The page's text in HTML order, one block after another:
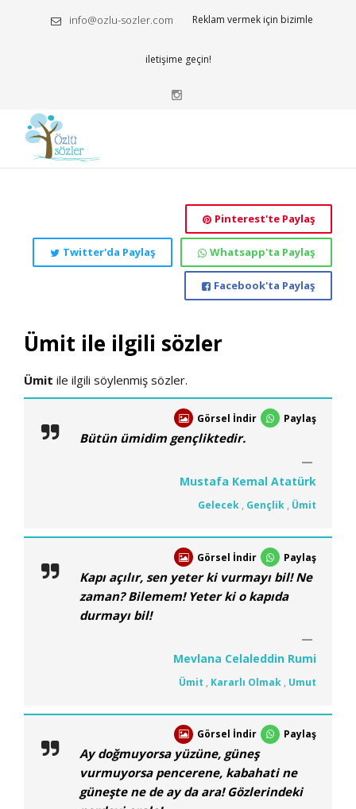
info@ozlu-sozler.com Reklam vermek için bizimle
iletişime geçin!
Pinterest'te Paylaş
Whatsapp'ta Paylaş
Twitter'da Paylaş
Facebook'ta Paylaş
Ümit ile ilgili sözler
Ümit ile ilgili söylenmiş sözler.
Görsel İndir Paylaş
Bütün ümidim gençliktedir.
Mustafa Kemal Atatürk
Gelecek , Gençlik , Ümit
Görsel İndir Paylaş
Kapı açılır, sen yeter ki vurmayı bil! Ne
zaman? Bilemem! Yeter ki o kapıda
durmayı bil!
Mevlana Celaleddin Rumi
Ümit , Kararlı Olmak , Umut
Görsel İndir Paylaş
Ay doğmuyorsa yüzüne, güneş
vurmuyorsa pencerene, kabahati ne
güneşte ne de ay da ara! Gözlerindeki